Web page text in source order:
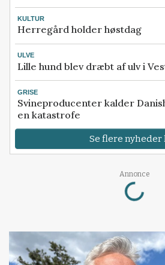
KULTUR
Herregård holder høstdag
ULVE
Lille hund blev dræbt af ulv i
GRISE
Svineproducenter kalder
en katastrofe
Se flere nyheder
Annonce
Loading...